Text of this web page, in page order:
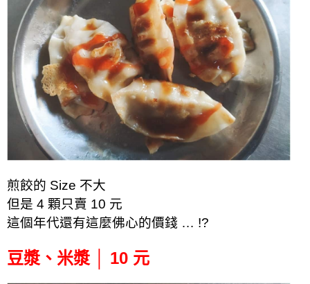
煎餃的 Size 不大
但是 4 顆只賣 10 元
這個年代還有這麼佛心的價錢 … !?
豆漿、米漿 │ 10 元